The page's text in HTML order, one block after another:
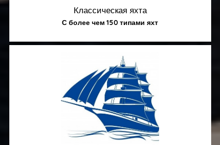
Классическая яхта
С более чем 150 типами яхт